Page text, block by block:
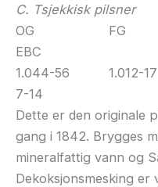
C. Tsjekkisk pilsner
OG FG
EBC
1.044-56
7-14
Dette er den originale
gang i 1842. Brygges
mineralfattig vann og
Dekoksjonsmesking er